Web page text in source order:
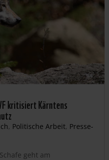
kritisiert Kärntens
, Politische Arbeit, Presse-
geht am